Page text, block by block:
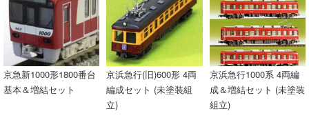
京急新1000形1800番台
基本＆増結セット
京浜急行(旧)600形 4両
編成セット (未塗装組
立)
京浜急行1000系 4両編
成＆増結セット (未塗装
組立)